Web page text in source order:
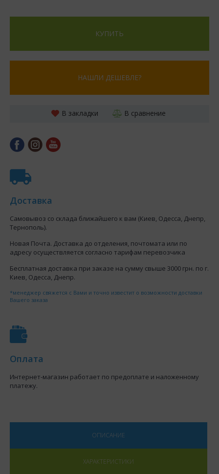
КУПИТЬ
НАШЛИ ДЕШЕВЛЕ?
В закладки В сравнение
Доставка
Самовывоз со склада ближайшего к вам (Киев, Одесса, Днепр,
Тернополь).
Новая Почта. Доставка до отделения, почтомата или по
адресу осуществляется согласно тарифам перевозчика
Бесплатная доставка при заказе на сумму свыше 3000 грн. по г.
Киев, Одесса, Днепр.
*менеджер свяжется с Вами и точно известит о возможности доставки
Вашего заказа
Оплата
Интернет-магазин работает по предоплате и наложенному
платежу.
ОПИСАНИЕ
ХАРАКТЕРИСТИКИ